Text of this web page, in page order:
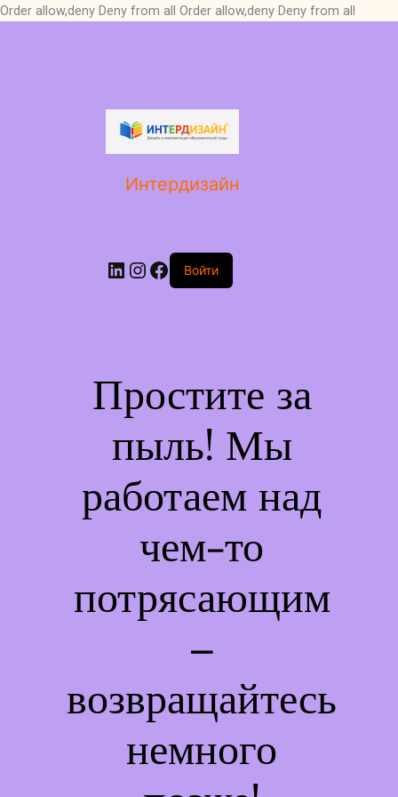
Order allow,deny Deny from all Order allow,deny Deny from all
Интердизайн
LinkedIn
Instagram
Facebook
Войти
Простите за
пыль! Мы
работаем над
чем-то
потрясающим
–
возвращайтесь
немного